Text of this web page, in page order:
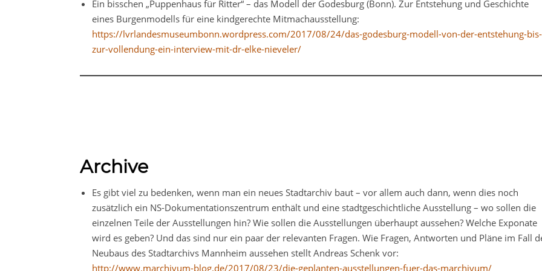
Ein bisschen „Puppenhaus für Ritter“ – das Modell der Godesburg (Bonn). Zur Entstehung und Geschichte
eines Burgenmodells für eine kindgerechte Mitmachausstellung:
https://lvrlandesmuseumbonn.wordpress.com/2017/08/24/das-godesburg-modell-von-der-entstehung-bis-
zur-vollendung-ein-interview-mit-dr-elke-nieveler/
Archive
Es gibt viel zu bedenken, wenn man ein neues Stadtarchiv baut – vor allem auch dann, wenn dies noch
zusätzlich ein NS-Dokumentationszentrum enthält und eine stadtgeschichtliche Ausstellung – wo sollen die
einzelnen Teile der Ausstellungen hin? Wie sollen die Ausstellungen überhaupt aussehen? Welche Exponate
wird es geben? Und das sind nur ein paar der relevanten Fragen. Wie Fragen, Antworten und Pläne im Fall
Neubaus des Stadtarchivs Mannheim aussehen stellt Andreas Schenk vor:
http://www.marchivum-blog.de/2017/08/23/die-geplanten-ausstellungen-fuer-das-marchivum/